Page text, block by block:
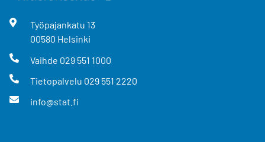
Työpajankatu 13
00580 Helsinki
Vaihde 029 551 1000
Tietopalvelu 029 551 2220
info@stat.fi